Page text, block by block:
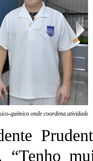
químico onde coordena atividades
“Tenho